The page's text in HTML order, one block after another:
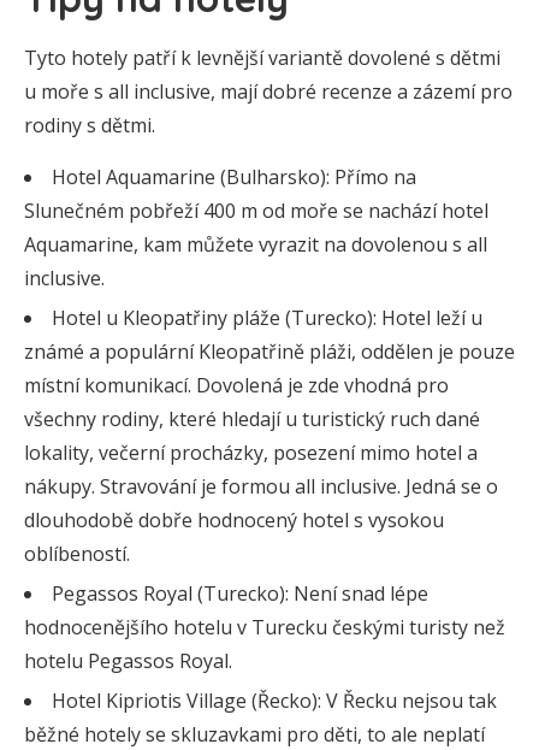
Tyto hotely patří k levnější variantě dovolené s dětmi
u moře s all inclusive, mají dobré recenze a zázemí pro
rodiny s dětmi.
Hotel Aquamarine (Bulharsko): Přímo na
Slunečném pobřeží 400 m od moře se nachází hotel
Aquamarine, kam můžete vyrazit na dovolenou s all
inclusive.
Hotel u Kleopatřiny pláže (Turecko): Hotel leží u
známé a populární Kleopatřině pláži, oddělen je pouze
místní komunikací. Dovolená je zde vhodná pro
všechny rodiny, které hledají u turistický ruch dané
lokality, večerní procházky, posezení mimo hotel a
nákupy. Stravování je formou all inclusive. Jedná se o
dlouhodobě dobře hodnocený hotel s vysokou
oblíbeností.
Pegassos Royal (Turecko): Není snad lépe
hodnocenějšího hotelu v Turecku českými turisty než
hotelu Pegassos Royal.
Hotel Kipriotis Village (Řecko): V Řecku nejsou tak
běžné hotely se skluzavkami pro děti, to ale neplatí